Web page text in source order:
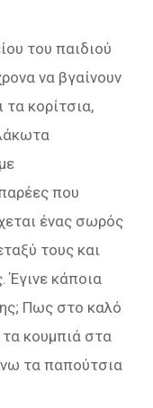
του παιδιού
να βγαίνουν
κορίτσια,
που
ένας σωρός
τους και
Έγινε κάποια
Πως στο καλό
τα κουμπιά στα
τα παπούτσια